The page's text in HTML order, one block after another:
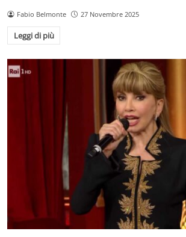
Fabio Belmonte 27 Novembre 2025
Leggi di più